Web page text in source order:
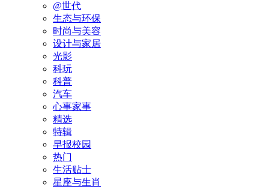
@世代
生态与环保
时尚与美容
设计与家居
光影
科玩
科普
汽车
心事家事
精选
特辑
早报校园
热门
生活贴士
星座与生肖